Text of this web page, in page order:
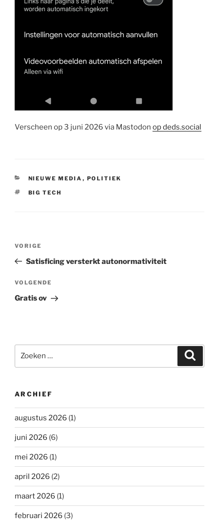
Verscheen op 3 juni 2026 via Mastodon op deds.social
CATEGORIEËN
NIEUWE MEDIA , POLITIEK
TAGS
BIG TECH
Vorig
bericht
VORIGE
Satisficing versterkt autonormativiteit
Volgend
bericht
VOLGENDE
Gratis ov
naar:
ARCHIEF
augustus 2026 (1)
juni 2026 (6)
mei 2026 (1)
april 2026 (2)
maart 2026 (1)
februari 2026 (3)